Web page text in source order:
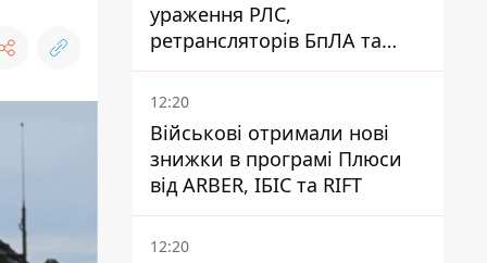
ураження РЛС,
ретрансляторів БпЛА та
інших військових об'єктів
РФ у Криму й на півдні
12:20
Військові отримали нові
знижки в програмі Плюси
від ARBER, ІБІС та RIFT
12:20